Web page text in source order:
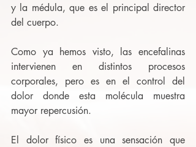
y la médula, que es el principal director
del cuerpo.
Como ya hemos visto, las encefalinas
intervienen en distintos procesos
corporales, pero es en el control del
dolor donde esta molécula muestra
mayor repercusión.
El dolor físico es una sensación que